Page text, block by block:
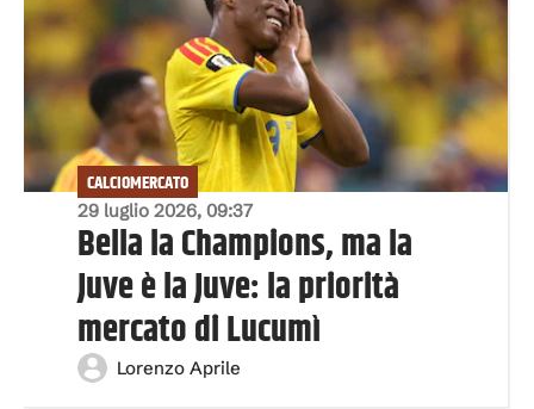
29 luglio 2026, 09:37
CALCIOMERCATO
Bella la Champions, ma la
Juve è la Juve: la priorità
mercato di Lucumì
Lorenzo Aprile